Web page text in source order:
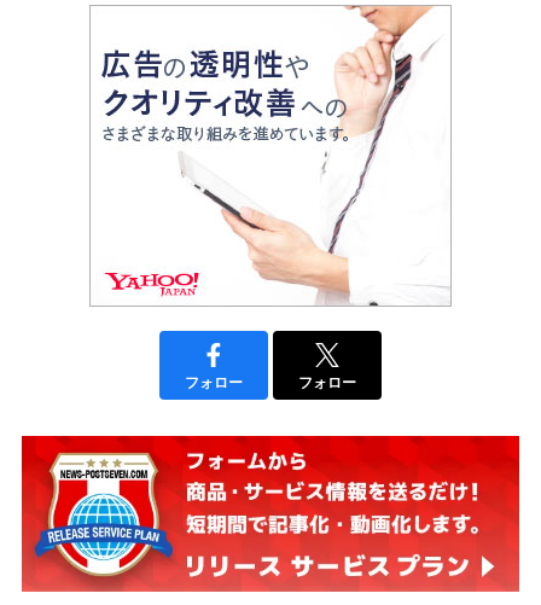
フォロー フォロー